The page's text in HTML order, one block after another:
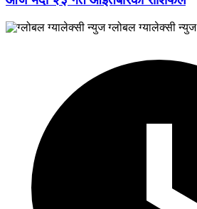
ग्लोबल ग्यालेक्सी न्युज